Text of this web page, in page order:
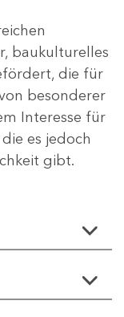
baukulturelles
die für
besonderer
Interesse für
es jedoch
gibt.